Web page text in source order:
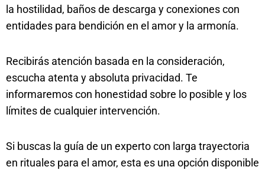
la hostilidad, baños de descarga y conexiones con
entidades para bendición en el amor y la armonía.
Recibirás atención basada en la consideración,
escucha atenta y absoluta privacidad. Te
informaremos con honestidad sobre lo posible y los
límites de cualquier intervención.
Si buscas la guía de un experto con larga trayectoria
en rituales para el amor, esta es una opción disponible